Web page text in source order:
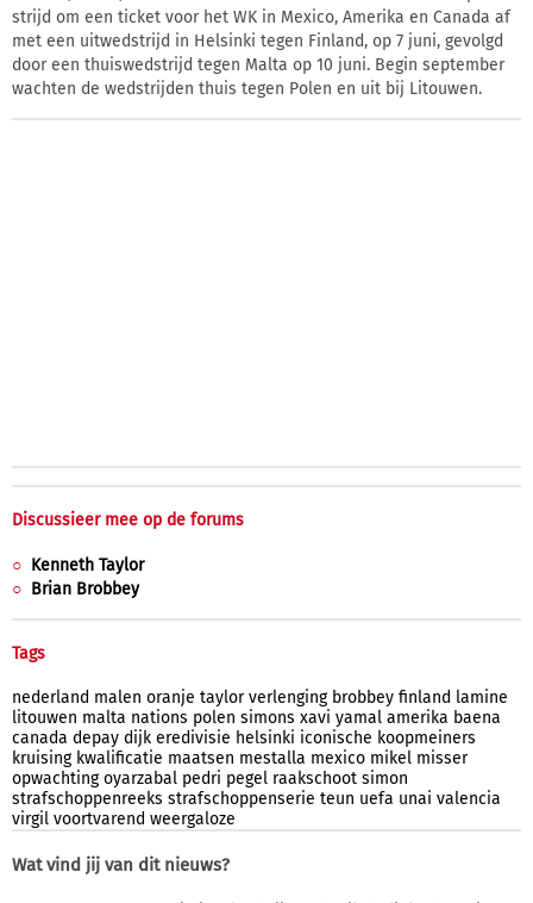
strijd om een ticket voor het WK in Mexico, Amerika en Canada af
met een uitwedstrijd in Helsinki tegen Finland, op 7 juni, gevolgd
door een thuiswedstrijd tegen Malta op 10 juni. Begin september
wachten de wedstrijden thuis tegen Polen en uit bij Litouwen.
Discussieer mee op de forums
Kenneth Taylor
Brian Brobbey
Tags
nederland malen oranje taylor verlenging brobbey finland lamine
litouwen malta nations polen simons xavi yamal amerika baena
canada depay dijk eredivisie helsinki iconische koopmeiners
kruising kwalificatie maatsen mestalla mexico mikel misser
opwachting oyarzabal pedri pegel raakschoot simon
strafschoppenreeks strafschoppenserie teun uefa unai valencia
virgil voortvarend weergaloze
Wat vind jij van dit nieuws?